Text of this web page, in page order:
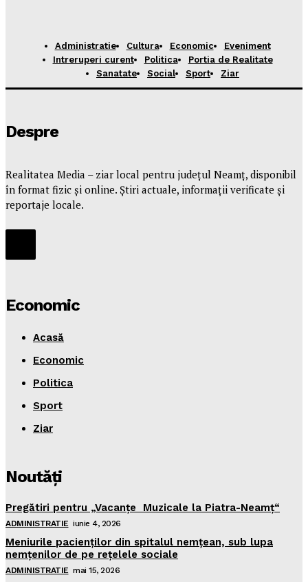
Administratie Cultura Economic
Eveniment
Intreruperi curent
Politica
Portia de Realitate
Sanatate
Social Sport Ziar
Despre
Realitatea Media – ziar local pentru județul Neamț, disponibil
în format fizic și online. Știri actuale, informații verificate și
reportaje locale.
Economic
Acasă
Economic
Politica
Sport
Ziar
Noutăţi
Pregătiri pentru „Vacanţe Muzicale la Piatra-Neamţ“
ADMINISTRATIE iunie 4, 2026
Meniurile pacienţilor din spitalul nemţean, sub lupa
nemţenilor de pe reţelele sociale
ADMINISTRATIE mai 15, 2026